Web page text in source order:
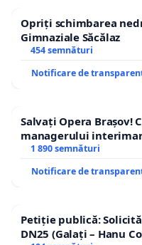
Opriți schimbarea
Gimnaziale Săcălaz
454 semnături
Notificare de
Salvați Opera Brașov!
managerului
1 890 semnături
Notificare de
Petiție publică:
DN25 (Galați – Hanu